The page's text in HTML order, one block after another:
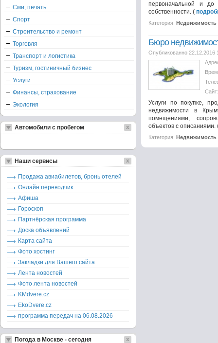
первоначальной и до
собственности. (
Категория: Недвижимость
Бюро
Опубликованно 22.12.2016
Услуги по покупке,
недвижимости в
помещениями;
объектов с описаниями.
Категория: Недвижимость
Сми, печать
Спорт
Строительство и ремонт
Торговля
Транспорт и логистика
Туризм, гостиничный бизнес
Услуги
Финансы, страхование
Экология
Автомобили с пробегом
Наши сервисы
Продажа авиабилетов, бронь отелей
Онлайн переводчик
Афиша
Гороскоп
Партнёрская программа
Доска объявлений
Карта сайта
Фото хостинг
Закладки для Вашего сайта
Лента новостей
Фото лента новостей
KMdvere.cz
EkoDvere.cz
программа передач на 06.08.2026
Погода в Москве - сегодня